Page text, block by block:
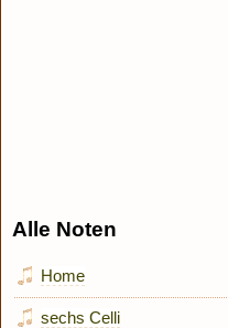
Alle Noten
Home
sechs Celli